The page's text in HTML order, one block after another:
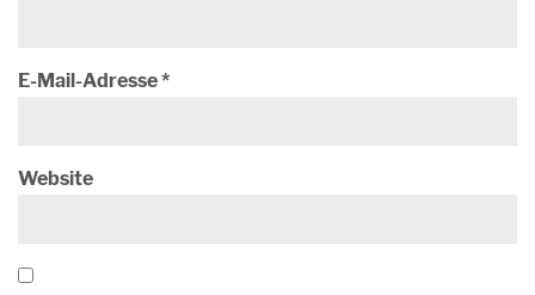
E-Mail-Adresse*
Website